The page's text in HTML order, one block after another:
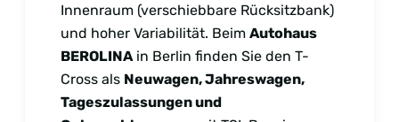
Innenraum (verschiebbare Rücksitzbank)
und hoher Variabilität. Beim Autohaus
BEROLINA in Berlin finden Sie den T-
Cross als Neuwagen, Jahreswagen,
Tageszulassungen und